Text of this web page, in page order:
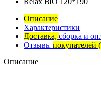
Relax BIO 120*190
Описание
Характеристики
Доставка, сборка и
Отзывы покупателей
Описание